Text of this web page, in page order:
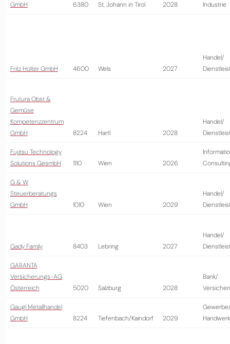
GmbH
6380 St. Johann in Tirol 2028 Industrie
Fritz Holter GmbH 4600 Wels 2027
Handel/
Frutura Obst &
Gemüse
Kompetenzzentrum
GmbH
8224 Hartl 2028
Handel/
Fujitsu Technology
Solutions GesmbH
1110 Wien 2026
G & W
Steuerberatungs
GmbH
1010 Wien 2029
Handel/
Gady Family 8403 Lebring 2027
Handel/
GARANTA
Versicherungs-AG
Österreich
5020 Salzburg 2028
Bank/
Gaugl Metallhandel
GmbH
8224 Tiefenbach/Kaindorf 2029
Gewerbe/
Handwerk